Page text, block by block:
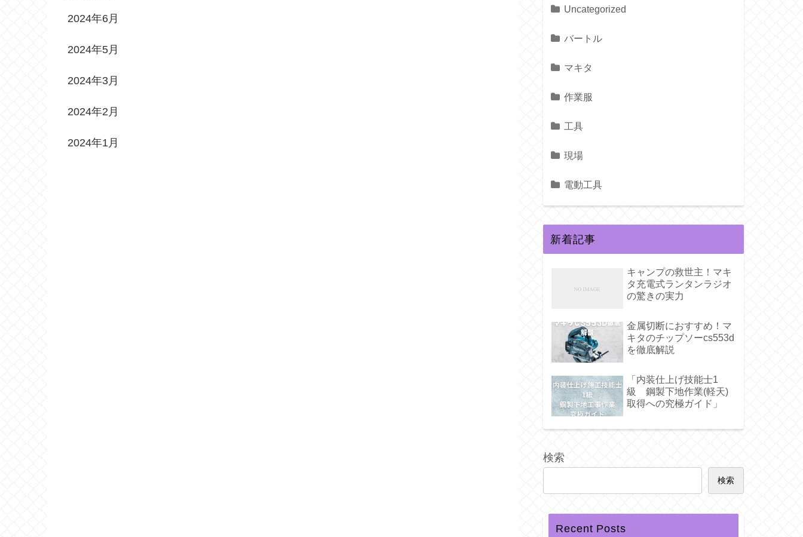
2024年6月
2024年5月
2024年3月
2024年2月
2024年1月
Uncategorized
バートル
マキタ
作業服
工具
現場
電動工具
新着記事
キャンプの救世主！マキ
タ充電式ランタンラジオ
の驚きの実力
金属切断におすすめ！マ
キタのチップソーcs553d
を徹底解説
「内装仕上げ技能士1
級 鋼製下地作業(軽天)
取得への究極ガイド」
検索
検索
Recent Posts